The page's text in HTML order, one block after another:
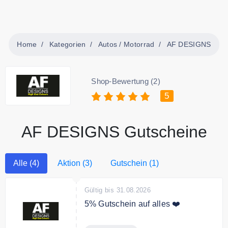
Home Kategorien Autos / Motorrad AF DESIGNS
Shop-Bewertung (2)
5
AF DESIGNS Gutscheine
Alle (4) Aktion (3) Gutschein (1)
Gültig bis 31.08.2026
5% Gutschein auf alles ❤️